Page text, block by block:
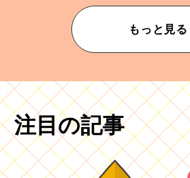
もっと見る
注目の記事